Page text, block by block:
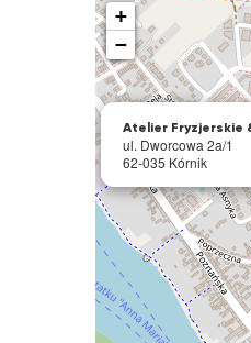
Atelier Fryzjerskie
ul. Dworcowa 2a/1
62-035 Kórnik
+
−